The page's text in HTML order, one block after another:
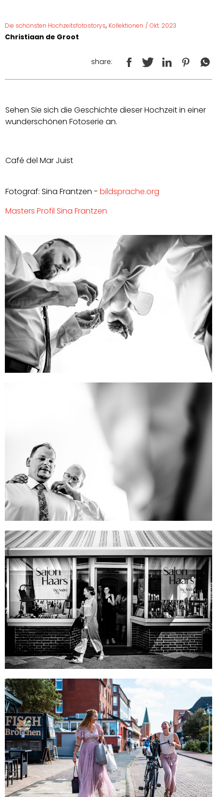
Die schönsten Hochzeitsfotostorys, Kollektionen / Okt. 2023
Christiaan de Groot
share:
Sehen Sie sich die Geschichte dieser Hochzeit in einer
wunderschönen Fotoserie an.
Café del Mar Juist
Fotograf: Sina Frantzen - bildsprache.org
Masters Profil Sina Frantzen